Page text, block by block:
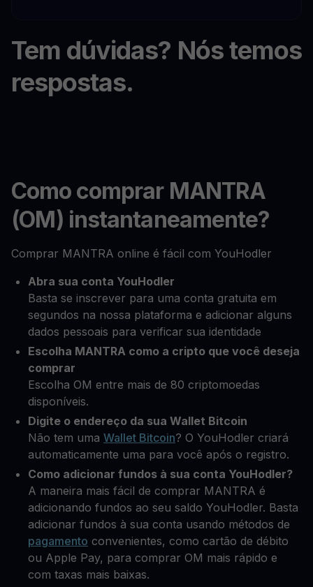
Tem dúvidas? Nós temos
respostas.
Como comprar MANTRA
(OM) instantaneamente?
Comprar MANTRA online é fácil com YouHodler
Abra sua conta YouHodler
Basta se inscrever para uma conta gratuita em
segundos na nossa plataforma e adicionar alguns
dados pessoais para verificar sua identidade
Escolha MANTRA como a cripto que você deseja
comprar
Escolha OM entre mais de 80 criptomoedas
disponíveis.
Digite o endereço da sua Wallet Bitcoin
Não tem uma Wallet Bitcoin? O YouHodler criará
automaticamente uma para você após o registro.
Como adicionar fundos à sua conta YouHodler?
A maneira mais fácil de comprar MANTRA é
adicionando fundos ao seu saldo YouHodler. Basta
adicionar fundos à sua conta usando métodos de
pagamento convenientes, como cartão de débito
ou Apple Pay, para comprar OM mais rápido e
com taxas mais baixas.